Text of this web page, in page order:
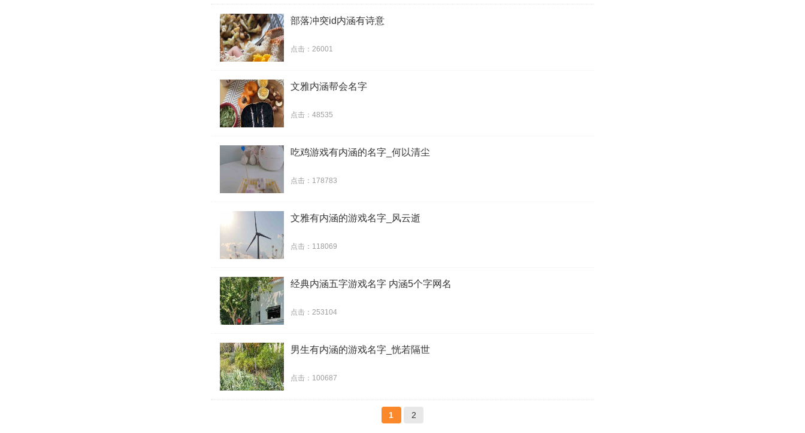
部落冲突id内涵有诗意
点击：26001
文雅内涵帮会名字
点击：48535
吃鸡游戏有内涵的名字_何以清尘
点击：178783
文雅有内涵的游戏名字_风云逝
点击：118069
经典内涵五字游戏名字 内涵5个字网名
点击：253104
男生有内涵的游戏名字_恍若隔世
点击：100687
1 2